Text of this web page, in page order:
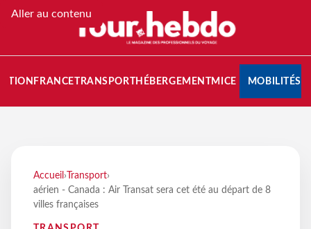
Aller au contenu
FRANCETRANSPORT HÉBERGEMENTMICE MOBILITÉS
Accueil › Transport›
aérien - Canada : Air Transat sera cet été au départ de 8
villes françaises